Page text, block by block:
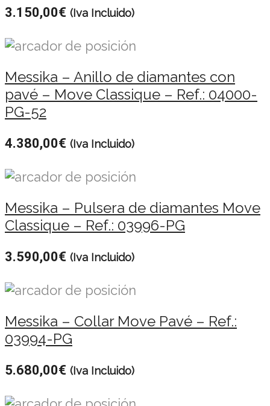
3.150,00€ (Iva Incluido)
Messika – Anillo de diamantes con
pavé – Move Classique – Ref.: 04000-
PG-52
4.380,00€ (Iva Incluido)
Messika – Pulsera de diamantes Move
Classique – Ref.: 03996-PG
3.590,00€ (Iva Incluido)
Messika – Collar Move Pavé – Ref.:
03994-PG
5.680,00€ (Iva Incluido)